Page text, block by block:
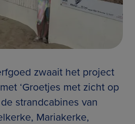
zwaait het project
‘Groetjes met zicht op
strandcabines van
Mariakerke,